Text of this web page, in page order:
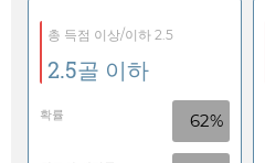
총 득점 이상/이하 2.5
2.5골 이하
확률 62%